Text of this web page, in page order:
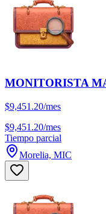
MONITORISTA
$9,451.20/mes
$9,451.20/mes
Tiempo parcial
Morelia, MIC